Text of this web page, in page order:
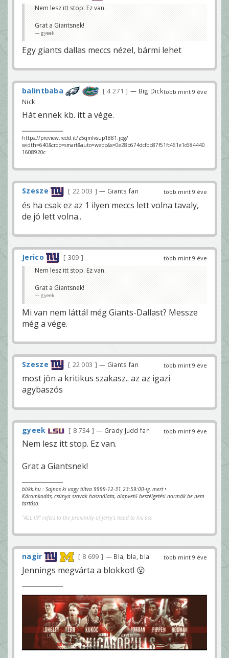
Nem lesz itt stop. Ez van.
Grat a Giantsnek!
gyeek
Egy giants dallas meccs nézel, bármi lehet
több mint 9 éve
balintbaba 4 271
— Big Dick
Nick
Hát ennek kb. itt a vége.
https://preview.redd.it/z5qmlvsup1881.jpg?
width=640&crop=smart&auto=webp&s=0e28b674dcfbb87f51fc461e1c684440
1608920c
több mint 9 éve
Szesze 22 003 — Giants fan
és ha csak ez az 1 ilyen meccs lett volna tavaly,
de jó lett volna..
több mint 9 éve
Jerico
309
Nem lesz itt stop. Ez van.
Grat a Giantsnek!
gyeek
Mi van nem láttál még Giants-Dallast? Messze
még a vége.
több mint 9 éve
Szesze 22 003 — Giants fan
most jön a kritikus szakasz.. az az igazi
agybaszós
több mint 9 éve
gyeek 8 734 — Grady Judd fan
Nem lesz itt stop. Ez van.
Grat a Giantsnek!
blikk.hu : Sajnos ki vagy tiltva 9999-12-31 23:59:00-ig, mert •
Káromkodás, csúnya szavak használata, alapvető beszélgetési normák be nem
tartása.
"ALL IN" refers to the proximity of Jerry's head to his ass
több mint 9 éve
nagir 8 699 — Bla, bla, bla
Jennings megvárta a blokkot! 😮